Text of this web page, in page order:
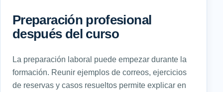
Preparación profesional
después del curso
La preparación laboral puede empezar durante la
formación. Reunir ejemplos de correos, ejercicios
de reservas y casos resueltos permite explicar en